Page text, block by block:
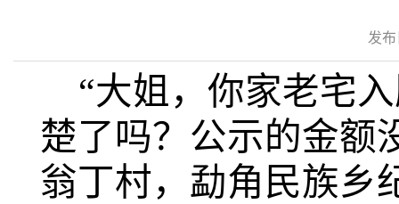
发
“大姐，你家老宅
楚了吗？公示的金额
翁丁村，勐角民族乡